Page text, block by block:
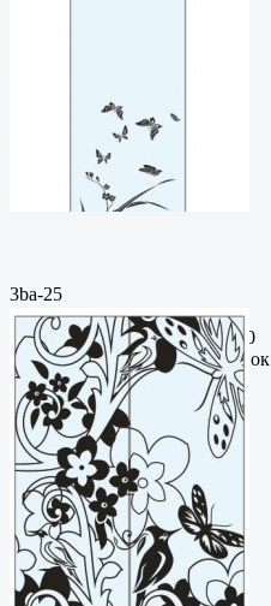
3ba-25
Пескоструйный
рисунокФормат: cdrЦена: 200
руб.Метки: векторный рисунок